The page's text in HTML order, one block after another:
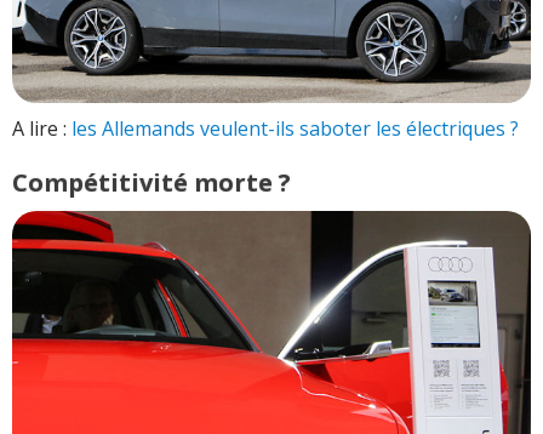
A lire : les Allemands veulent-ils saboter les électriques ?
Compétitivité morte ?